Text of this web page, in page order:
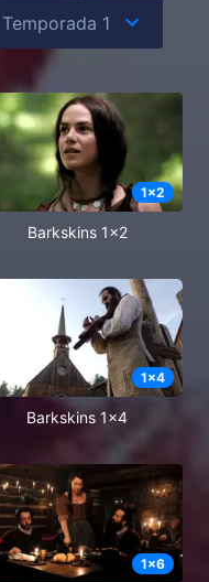
1x2
Barkskins 1x2
1x4
Barkskins 1x4
1x6